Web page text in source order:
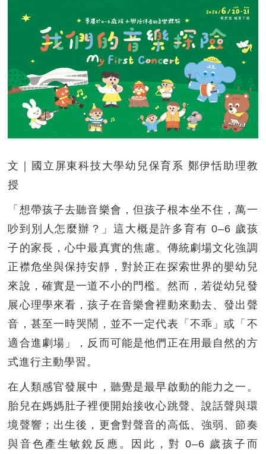
文｜國立屏東科技大學幼兒保育系 鄭伊恬助理教
授
「想帶孩子去聽音樂會，但孩子根本坐不住，萬一
吵到別人怎麼辦？」這大概是許多育有 0–6 歲孩
子的家長，心中最真實的焦慮。傳統劇場文化強調
正襟危坐與保持安靜，對於正在探索世界的嬰幼兒
來說，確實是一道不小的門檻。然而，若從幼兒發
展心理學來看，孩子在音樂會裡動來動去、發出聲
音，甚至一時哭鬧，並不一定代表「不乖」或「不
適合進劇場」，反而可能是他們正在用最自然的方
式進行主動學習。
在人類感官發展中，聽覺是最早啟動的能力之一。
胎兒在媽媽肚子裡便開始接收心跳聲、說話聲與環
境聲響；出生後，更會對聲音的高低、強弱、節奏
與音色產生敏銳反應。因此，對 0–6 歲孩子而